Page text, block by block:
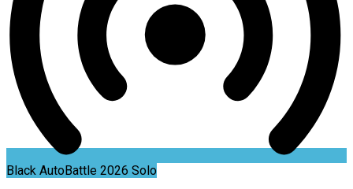
Black AutoBattle 2026 Solo